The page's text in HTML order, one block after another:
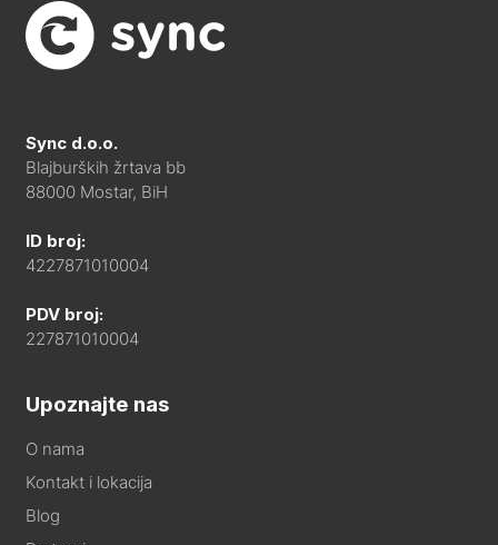
Sync d.o.o.
Blajburških žrtava bb
88000 Mostar, BiH
ID broj:
4227871010004
PDV broj:
227871010004
Upoznajte nas
O nama
Kontakt i lokacija
Blog